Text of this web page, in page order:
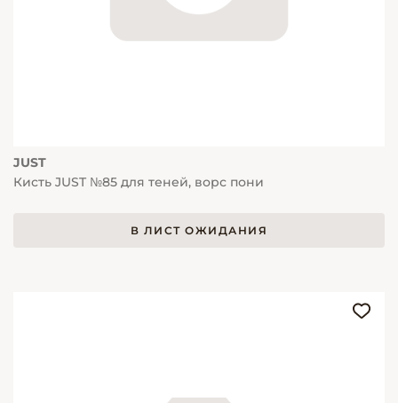
JUST
Кисть JUST №85 для теней, ворс пони
В ЛИСТ ОЖИДАНИЯ